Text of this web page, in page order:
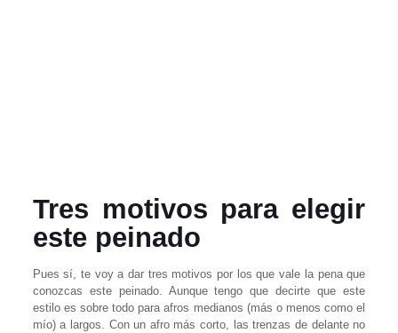
Tres motivos para elegir
este peinado
Pues sí, te voy a dar tres motivos por los que vale la pena que
conozcas este peinado. Aunque tengo que decirte que este
estilo es sobre todo para afros medianos (más o menos como el
mío) a largos. Con un afro más corto, las trenzas de delante no